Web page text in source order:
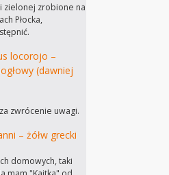
zielonej zrobione na
Płocka,
locorojo –
(dawniej
zwrócenie uwagi.
– żółw grecki
domowych, taki